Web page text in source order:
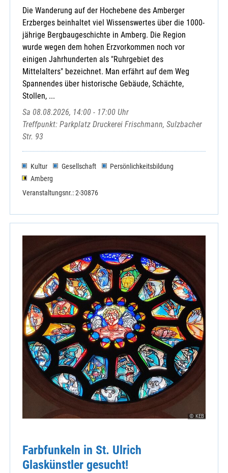
Die Wanderung auf der Hochebene des Amberger
Erzberges beinhaltet viel Wissenswertes über die 1000-
jährige Bergbaugeschichte in Amberg. Die Region
wurde wegen dem hohen Erzvorkommen noch vor
einigen Jahrhunderten als "Ruhrgebiet des
Mittelalters" bezeichnet. Man erfährt auf dem Weg
Spannendes über historische Gebäude, Schächte,
Stollen, ...
Sa 08.08.2026, 14:00 - 17:00 Uhr
Treffpunkt: Parkplatz Druckerei Frischmann, Sulzbacher
Str. 93
Kultur Gesellschaft
Persönlichkeitsbildung
Amberg
Veranstaltungsnr.: 2-30876
© KEB
Farbfunkeln in St. Ulrich
Glaskünstler gesucht!